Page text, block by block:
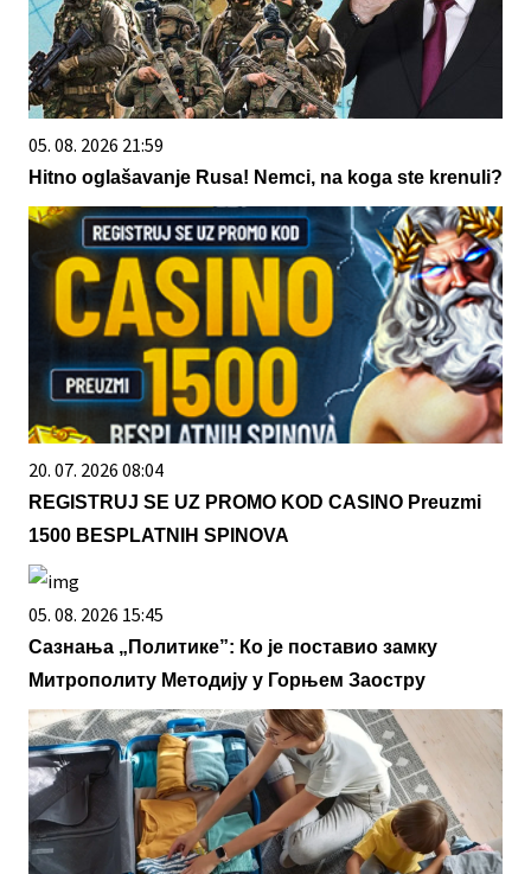
05. 08. 2026 21:59
Hitno oglašavanje Rusa! Nemci, na koga ste krenuli?
20. 07. 2026 08:04
REGISTRUJ SE UZ PROMO KOD CASINO Preuzmi
1500 BESPLATNIH SPINOVA
05. 08. 2026 15:45
Сазнања „Политике”: Ко је поставио замку
Митрополиту Методију у Горњем Заостру